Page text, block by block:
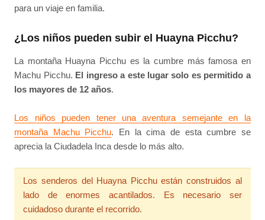
para un viaje en familia.
¿Los niños pueden subir el Huayna Picchu?
La montaña Huayna Picchu es la cumbre más famosa en
Machu Picchu. El ingreso a este lugar solo es permitido a
los mayores de 12 años.
Los niños pueden tener una aventura semejante en la
montaña Machu Picchu. En la cima de esta cumbre se
aprecia la Ciudadela Inca desde lo más alto.
Los senderos del Huayna Picchu están construidos al
lado de enormes acantilados. Es necesario ser
cuidadoso durante el recorrido.